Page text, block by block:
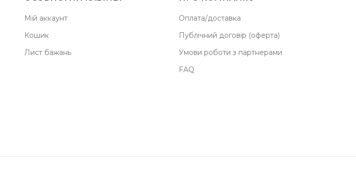
Мій аккаунт
Кошик
Лист бажань
Оплата/доставка
Публічний договір (оферта)
Умови роботи з партнерами
FAQ